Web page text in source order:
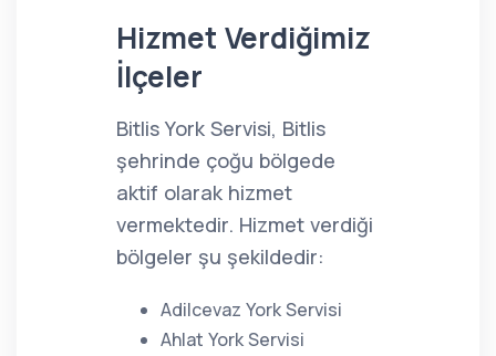
Hizmet Verdiğimiz
İlçeler
Bitlis York Servisi, Bitlis
şehrinde çoğu bölgede
aktif olarak hizmet
vermektedir. Hizmet verdiği
bölgeler şu şekildedir:
Adilcevaz York Servisi
Ahlat York Servisi